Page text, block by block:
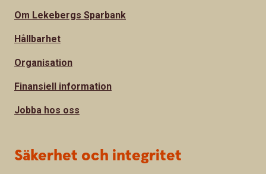
Om Lekebergs Sparbank
Hållbarhet
Organisation
Finansiell information
Jobba hos oss
Säkerhet och integritet